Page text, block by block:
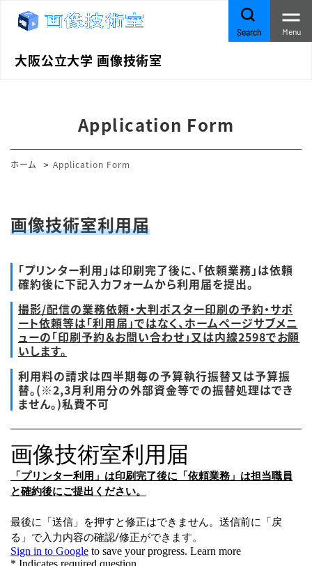
大阪公立大学 画像技術室
Search Menu
Application Form
ホーム Application Form
画像技術室利用届
「プリンター利用」は印刷完了後に、「依頼業務」は依頼
確約後に下記入力フォームから利用届を提出。
撮影/配信の業務依頼・大判ポスター印刷の予約・サポ
ート依頼等は「利用届」ではなく、ホームページサブメニ
ューの「印刷予約＆お問い合わせ」又は内線2598でお願
いします。
利用料の請求は四半期毎の予算執行振替又は予算振
替。(※2,3月利用分の外部資金等での振替処理はでき
ません。)私費不可